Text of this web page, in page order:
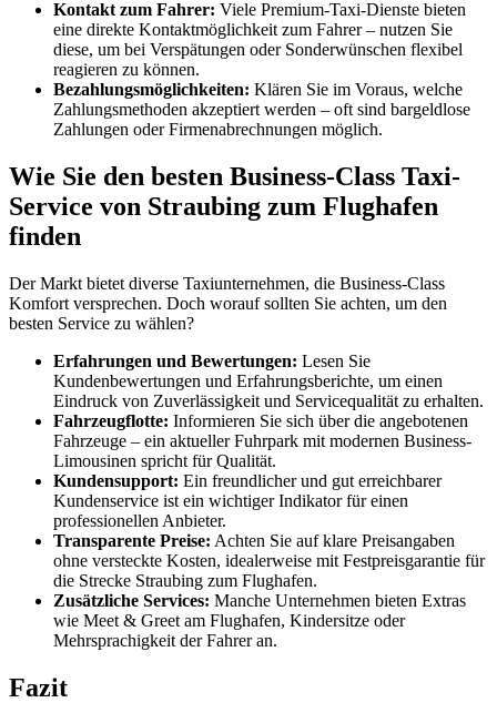
Kontakt zum Fahrer: Viele Premium-Taxi-Dienste bieten
eine direkte Kontaktmöglichkeit zum Fahrer – nutzen Sie
diese, um bei Verspätungen oder Sonderwünschen flexibel
reagieren zu können.
Bezahlungsmöglichkeiten: Klären Sie im Voraus, welche
Zahlungsmethoden akzeptiert werden – oft sind bargeldlose
Zahlungen oder Firmenabrechnungen möglich.
Wie Sie den besten Business-Class Taxi-
Service von Straubing zum Flughafen
finden
Der Markt bietet diverse Taxiunternehmen, die Business-Class
Komfort versprechen. Doch worauf sollten Sie achten, um den
besten Service zu wählen?
Erfahrungen und Bewertungen: Lesen Sie
Kundenbewertungen und Erfahrungsberichte, um einen
Eindruck von Zuverlässigkeit und Servicequalität zu erhalten.
Fahrzeugflotte: Informieren Sie sich über die angebotenen
Fahrzeuge – ein aktueller Fuhrpark mit modernen Business-
Limousinen spricht für Qualität.
Kundensupport: Ein freundlicher und gut erreichbarer
Kundenservice ist ein wichtiger Indikator für einen
professionellen Anbieter.
Transparente Preise: Achten Sie auf klare Preisangaben
ohne versteckte Kosten, idealerweise mit Festpreisgarantie für
die Strecke Straubing zum Flughafen.
Zusätzliche Services: Manche Unternehmen bieten Extras
wie Meet & Greet am Flughafen, Kindersitze oder
Mehrsprachigkeit der Fahrer an.
Fazit